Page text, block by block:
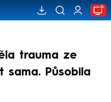
trauma ze
sama. Působila